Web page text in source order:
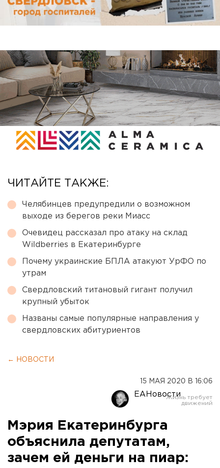
ЧИТАЙТЕ ТАКЖЕ:
Челябинцев предупредили о возможном
выходе из берегов реки Миасс
Очевидец рассказал про атаку на склад
Wildberries в Екатеринбурге
Почему украинские БПЛА атакуют УрФО по
утрам
Свердловский титановый гигант получил
крупный убыток
Названы самые популярные направления у
свердловских абитуриентов
← НОВОСТИ
15 МАЯ 2020 В 16:06
ЕАНовости
Мэрия Екатеринбурга
объяснила депутатам,
зачем ей деньги на пиар: